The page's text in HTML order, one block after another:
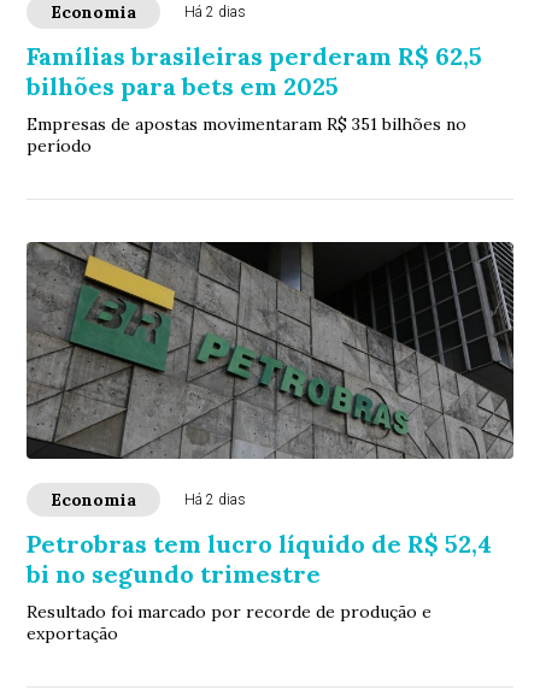
Economia Há 2 dias
Famílias brasileiras perderam R$ 62,5
bilhões para bets em 2025
Empresas de apostas movimentaram R$ 351 bilhões no
período
Economia Há 2 dias
Petrobras tem lucro líquido de R$ 52,4
bi no segundo trimestre
Resultado foi marcado por recorde de produção e
exportação